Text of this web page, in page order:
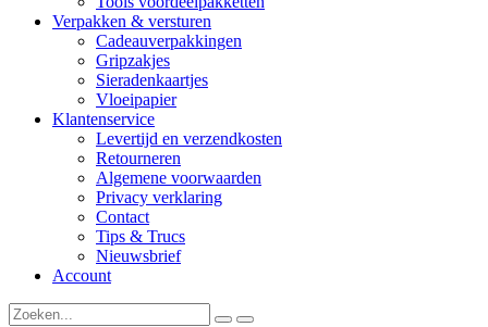
Verpakken & versturen
Cadeauverpakkingen
Gripzakjes
Sieradenkaartjes
Vloeipapier
Klantenservice
Levertijd en verzendkosten
Retourneren
Algemene voorwaarden
Privacy verklaring
Contact
Tips & Trucs
Nieuwsbrief
Account